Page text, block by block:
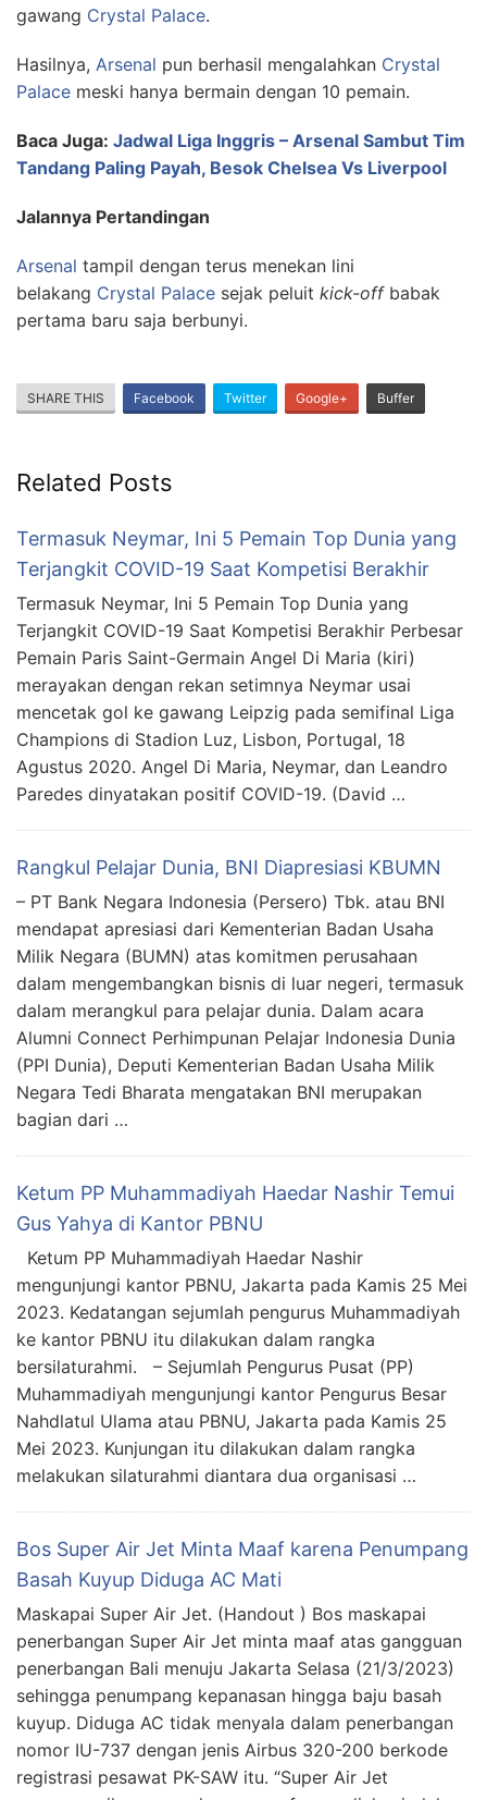
gawang Crystal Palace.
Hasilnya, Arsenal pun berhasil mengalahkan Crystal
Palace meski hanya bermain dengan 10 pemain.
Baca Juga: Jadwal Liga Inggris – Arsenal Sambut Tim
Tandang Paling Payah, Besok Chelsea Vs Liverpool
Jalannya Pertandingan
Arsenal tampil dengan terus menekan lini
belakang Crystal Palace sejak peluit kick-off babak
pertama baru saja berbunyi.
SHARE THIS Facebook Twitter Google+ Buffer
Related Posts
Termasuk Neymar, Ini 5 Pemain Top Dunia yang
Terjangkit COVID-19 Saat Kompetisi Berakhir
Termasuk Neymar, Ini 5 Pemain Top Dunia yang
Terjangkit COVID-19 Saat Kompetisi Berakhir Perbesar
Pemain Paris Saint-Germain Angel Di Maria (kiri)
merayakan dengan rekan setimnya Neymar usai
mencetak gol ke gawang Leipzig pada semifinal Liga
Champions di Stadion Luz, Lisbon, Portugal, 18
Agustus 2020. Angel Di Maria, Neymar, dan Leandro
Paredes dinyatakan positif COVID-19. (David …
Rangkul Pelajar Dunia, BNI Diapresiasi KBUMN
– PT Bank Negara Indonesia (Persero) Tbk. atau BNI
mendapat apresiasi dari Kementerian Badan Usaha
Milik Negara (BUMN) atas komitmen perusahaan
dalam mengembangkan bisnis di luar negeri, termasuk
dalam merangkul para pelajar dunia. Dalam acara
Alumni Connect Perhimpunan Pelajar Indonesia Dunia
(PPI Dunia), Deputi Kementerian Badan Usaha Milik
Negara Tedi Bharata mengatakan BNI merupakan
bagian dari …
Ketum PP Muhammadiyah Haedar Nashir Temui
Gus Yahya di Kantor PBNU
Ketum PP Muhammadiyah Haedar Nashir
mengunjungi kantor PBNU, Jakarta pada Kamis 25 Mei
2023. Kedatangan sejumlah pengurus Muhammadiyah
ke kantor PBNU itu dilakukan dalam rangka
bersilaturahmi. – Sejumlah Pengurus Pusat (PP)
Muhammadiyah mengunjungi kantor Pengurus Besar
Nahdlatul Ulama atau PBNU, Jakarta pada Kamis 25
Mei 2023. Kunjungan itu dilakukan dalam rangka
melakukan silaturahmi diantara dua organisasi …
Bos Super Air Jet Minta Maaf karena Penumpang
Basah Kuyup Diduga AC Mati
Maskapai Super Air Jet. (Handout ) Bos maskapai
penerbangan Super Air Jet minta maaf atas gangguan
penerbangan Bali menuju Jakarta Selasa (21/3/2023)
sehingga penumpang kepanasan hingga baju basah
kuyup. Diduga AC tidak menyala dalam penerbangan
nomor IU-737 dengan jenis Airbus 320-200 berkode
registrasi pesawat PK-SAW itu. “Super Air Jet